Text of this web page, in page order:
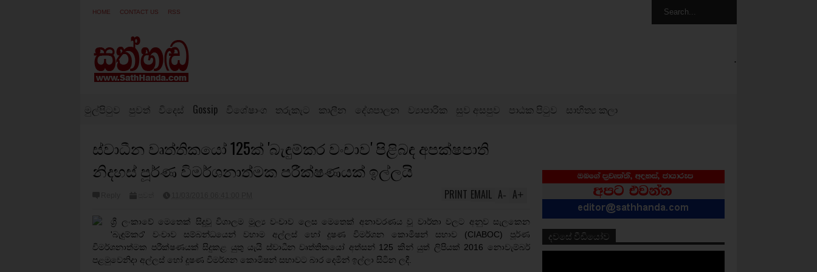
HOME CONTACT US RSS
.
මුල්පිටුව පුවත් විදෙස් Gossip විශේෂාංග තරුකැට කාලීන දේශපාලන ව්‍යාපාරික සුව අසපුව පාඨක පිටුව සාහිත්‍ය කලා
ස්වාධීන වෘත්තිකයෝ 125ක් 'බැඳුම්කර වංචාව' පිළිබඳ අපක්ෂපාති
නිදහස් පූර්ණ විමර්ශනාත්මක පරීක්ෂණයක් ඉල්ලයි
A+
A-
EMAIL
PRINT
ශ්‍රී ලංකාවේ මෙතෙක් සිදුවූ විශාලම මූල්‍ය වංචාව ලෙස මෙතෙක් අනාවරණය වූ වාර්තා වලට අනුව සැලකෙන
'බැඳුම්කර' වංචාව සම්බන්ධයෙන් වහාම අල්ලස් හෝ දූෂණ විමර්ශන කොමිෂන් සභාව (CIABOC) පූර්ණ
විමර්ශනාත්මක පරීක්ෂණයක් සිදුකළ යුතු යැයි ස්වාධීන වෘත්තිකයෝ අත්සන් 125 කින් යුත් ලිපියක් 2016 නොවැම්බර්
පළමුවෙනිදා අල්ලස් හෝ දූෂණ විමර්ශන කොමිෂන් සභාවට බාර දෙමින් ඉල්ලා සිටින ලදී.
දවසේ වීඩියෝව